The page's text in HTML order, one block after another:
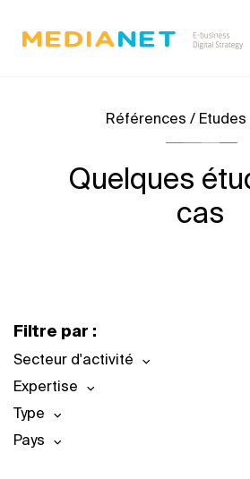
Références / Etudes
Quelques
cas
Filtre par :
Secteur d'activité
Expertise
Type
Pays